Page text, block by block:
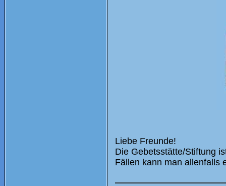
Liebe Freunde!
Die Gebetsstätte/Stiftung
Fällen kann man allenfalls